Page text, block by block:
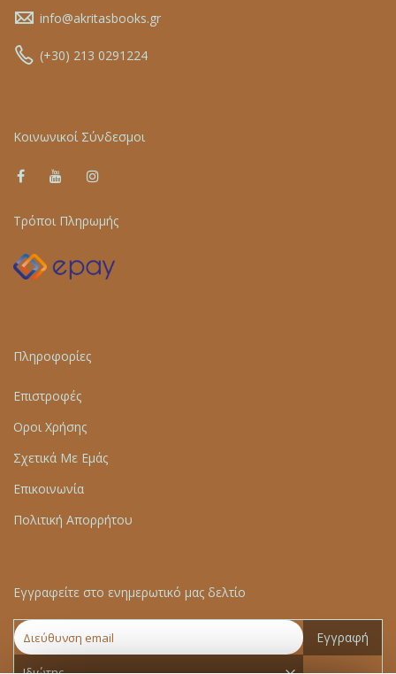
info@akritasbooks.gr
(+30) 213 0291224
Κοινωνικοί Σύνδεσμοι
Τρόποι Πληρωμής
Πληροφορίες
Επιστροφές
Οροι Χρήσης
Σχετικά Με Εμάς
Επικοινωνία
Πολιτική Απορρήτου
Εγγραφείτε στο ενημερωτικό μας δελτίο
Εγγραφή